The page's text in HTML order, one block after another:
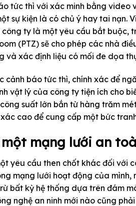
tức thì với xác minh bằng video
sự kiện là có chủ ý hay tai nạn.
công ty là một yêu cầu bắt buộc,
(PTZ) sẽ cho phép các nhà
và xác định liệu có mối đe dọa
cảnh báo tức thì, chính xác để
vật lý của công ty tiện ích cho
suất lớn bắn từ hàng trăm
cao để cung cấp một bức
một mạng lưới an
yêu cầu then chốt khác đối với
mạng lưới hoạt động của mình,
bất kỳ hệ thống dựa trên đám
nghệ an ninh mới nào cũng